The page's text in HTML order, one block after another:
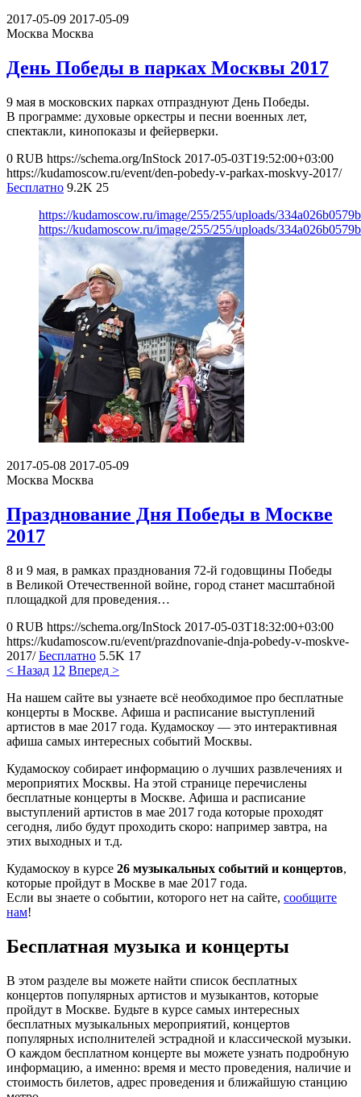
2017-05-09 2017-05-09
Москва Москва
День Победы в парках Москвы 2017
9 мая в московских парках отпразднуют День Победы.
В программе: духовые оркестры и песни военных лет,
спектакли, кинопоказы и фейерверки.
0 RUB https://schema.org/InStock 2017-05-03T19:52:00+03:00
https://kudamoscow.ru/event/den-pobedy-v-parkax-moskvy-2017/
Бесплатно 9.2K 25
https://kudamoscow.ru/image/255/255/uploads/
https://kudamoscow.ru/image/255/255/uploads/
2017-05-08 2017-05-09
Москва Москва
Празднование Дня Победы в Москве
2017
8 и 9 мая, в рамках празднования 72-й годовщины Победы
в Великой Отечественной войне, город станет масштабной
площадкой для проведения…
0 RUB https://schema.org/InStock 2017-05-03T18:32:00+03:00
https://kudamoscow.ru/event/prazdnovanie-dnja-pobedy-v-moskve-
2017/ Бесплатно 5.5K 17
< Назад 1 2 Вперед >
На нашем сайте вы узнаете всё необходимое про бесплатные
концерты в Москве. Афиша и расписание выступлений
артистов в мае 2017 года. Кудамоскоу — это интерактивная
афиша самых интересных событий Москвы.
Кудамоскоу собирает информацию о лучших развлечениях и
мероприятих Москвы. На этой странице перечислены
бесплатные концерты в Москве. Афиша и расписание
выступлений артистов в мае 2017 года которые проходят
сегодня, либо будут проходить скоро: например завтра, на
этих выходных и т.д.
Кудамоскоу в курсе 26 музыкальных событий и концертов,
которые пройдут в Москве в мае 2017 года.
Если вы знаете о событии, которого нет на сайте, сообщите
нам!
Бесплатная музыка и концерты
В этом разделе вы можете найти список бесплатных
концертов популярных артистов и музыкантов, которые
пройдут в Москве. Будьте в курсе самых интересных
бесплатных музыкальных мероприятий, концертов
популярных исполнителей эстрадной и классической музыки.
О каждом бесплатном концерте вы можете узнать подробную
информацию, а именно: время и место проведения, наличие и
стоимость билетов, адрес проведения и ближайшую станцию